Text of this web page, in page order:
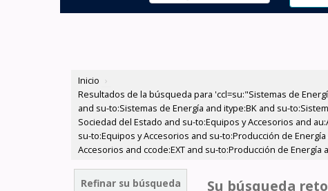
Inicio ›
Resultados de la búsqueda para 'ccl=su:"Sistemas de
and su-to:Sistemas de Energía and itype:BK and su-
Sociedad del Estado and su-to:Equipos y Accesorios and
su-to:Equipos y Accesorios and su-to:Producción de
Accesorios and ccode:EXT and su-to:Producción de Energía
Refinar su búsqueda Su búsqueda